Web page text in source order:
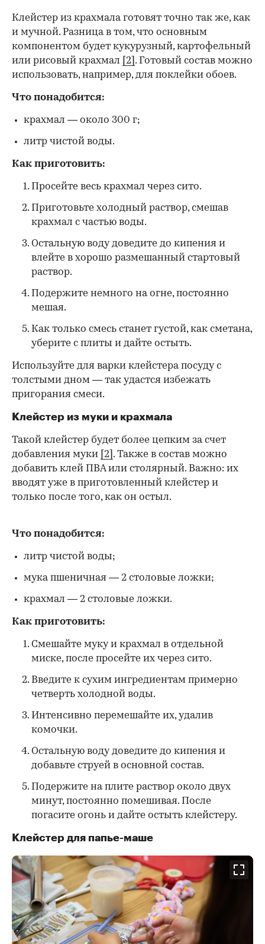
Клейстер из крахмала готовят точно так же, как
и мучной. Разница в том, что основным
компонентом будет кукурузный, картофельный
или рисовый крахмал
[2] . Готовый состав можно
использовать, например, для поклейки обоев.
Что понадобится:
крахмал — около 300 г;
литр чистой воды.
Как приготовить:
Просейте весь крахмал через сито.
Приготовьте холодный раствор, смешав
крахмал с частью воды.
Остальную воду доведите до кипения и
влейте в хорошо размешанный стартовый
раствор.
Подержите немного на огне, постоянно
мешая.
Как только смесь станет густой, как сметана,
уберите с плиты и дайте остыть.
Используйте для варки клейстера посуду с
толстыми дном — так удастся избежать
пригорания смеси.
Клейстер из муки и крахмала
Такой клейстер будет более цепким за счет
добавления муки [2] . Также в состав можно
добавить клей ПВА или столярный. Важно: их
вводят уже в приготовленный клейстер и
только после того, как он остыл.
Что понадобится:
литр чистой воды;
мука пшеничная — 2 столовые ложки;
крахмал — 2 столовые ложки.
Как приготовить:
Смешайте муку и крахмал в отдельной
миске, после просейте их через сито.
Введите к сухим ингредиентам примерно
четверть холодной воды.
Интенсивно перемешайте их, удалив
комочки.
Остальную воду доведите до кипения и
добавьте струей в основной состав.
Подержите на плите раствор около двух
минут, постоянно помешивая. После
погасите огонь и дайте остыть клейстеру.
Клейстер для папье-маше